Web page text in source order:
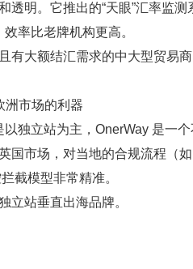
透明。它推出的“天眼”汇率监
率比老牌机构更高。
有大额结汇需求的中大型贸易商
洲市场的利器
立站为主，OnerWay 是一个
国市场，对当地的合规流程（
截模型非常精准。
立站垂直出海品牌。